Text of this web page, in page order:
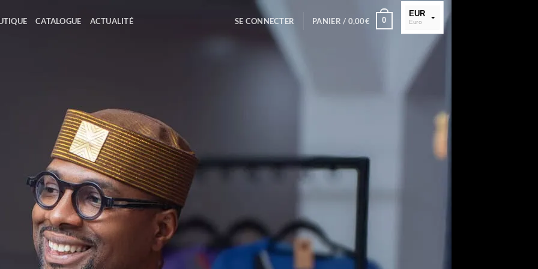
CATALOGUE ACTUALITÉ SE CONNECTER PANIER / 0,00€ 0
EUR
Euro
》
HOMME ENFANTS